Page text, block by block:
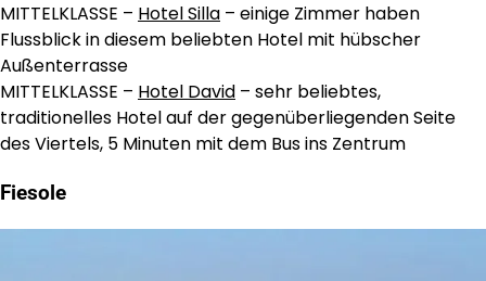
MITTELKLASSE – Hotel Silla – einige Zimmer haben
Flussblick in diesem beliebten Hotel mit hübscher
Außenterrasse
MITTELKLASSE – Hotel David – sehr beliebtes,
traditionelles Hotel auf der gegenüberliegenden Seite
des Viertels, 5 Minuten mit dem Bus ins Zentrum
Fiesole